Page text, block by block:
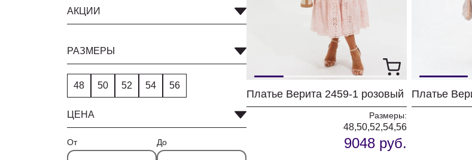
АКЦИИ
РАЗМЕРЫ
48 50 52 54 56
ЦЕНА
От До
Платье Верита 2459-1 розовый
Размеры:
48,50,52,54,56
9048 руб.
Платье